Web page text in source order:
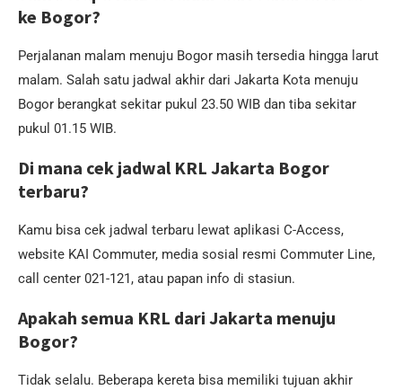
ke Bogor?
Perjalanan malam menuju Bogor masih tersedia hingga larut
malam. Salah satu jadwal akhir dari Jakarta Kota menuju
Bogor berangkat sekitar pukul 23.50 WIB dan tiba sekitar
pukul 01.15 WIB.
Di mana cek jadwal KRL Jakarta Bogor
terbaru?
Kamu bisa cek jadwal terbaru lewat aplikasi C-Access,
website KAI Commuter, media sosial resmi Commuter Line,
call center 021-121, atau papan info di stasiun.
Apakah semua KRL dari Jakarta menuju
Bogor?
Tidak selalu. Beberapa kereta bisa memiliki tujuan akhir